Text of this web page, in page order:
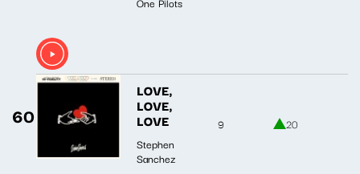
60
LOVE,
LOVE,
LOVE
Stephen
Sanchez
9 20